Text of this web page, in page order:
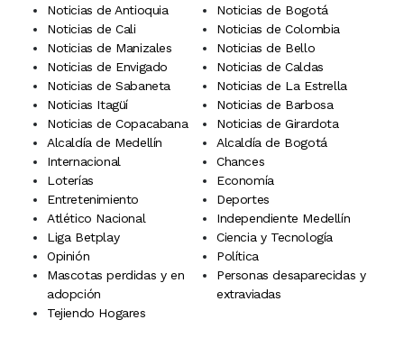
Noticias de Antioquia
Noticias de Bogotá
Noticias de Cali
Noticias de Colombia
Noticias de Manizales
Noticias de Bello
Noticias de Envigado
Noticias de Caldas
Noticias de Sabaneta
Noticias de La Estrella
Noticias Itagüí
Noticias de Barbosa
Noticias de Copacabana
Noticias de Girardota
Alcaldía de Medellín
Alcaldía de Bogotá
Internacional
Chances
Loterías
Economía
Entretenimiento
Deportes
Atlético Nacional
Independiente Medellín
Liga Betplay
Ciencia y Tecnología
Opinión
Política
Mascotas perdidas y en
adopción
Personas desaparecidas y
extraviadas
Tejiendo Hogares